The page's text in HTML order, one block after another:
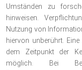
Umständen zu
hinweisen.
Nutzung von
hiervon unberührt.
dem Zeitpunkt der
möglich. Bei